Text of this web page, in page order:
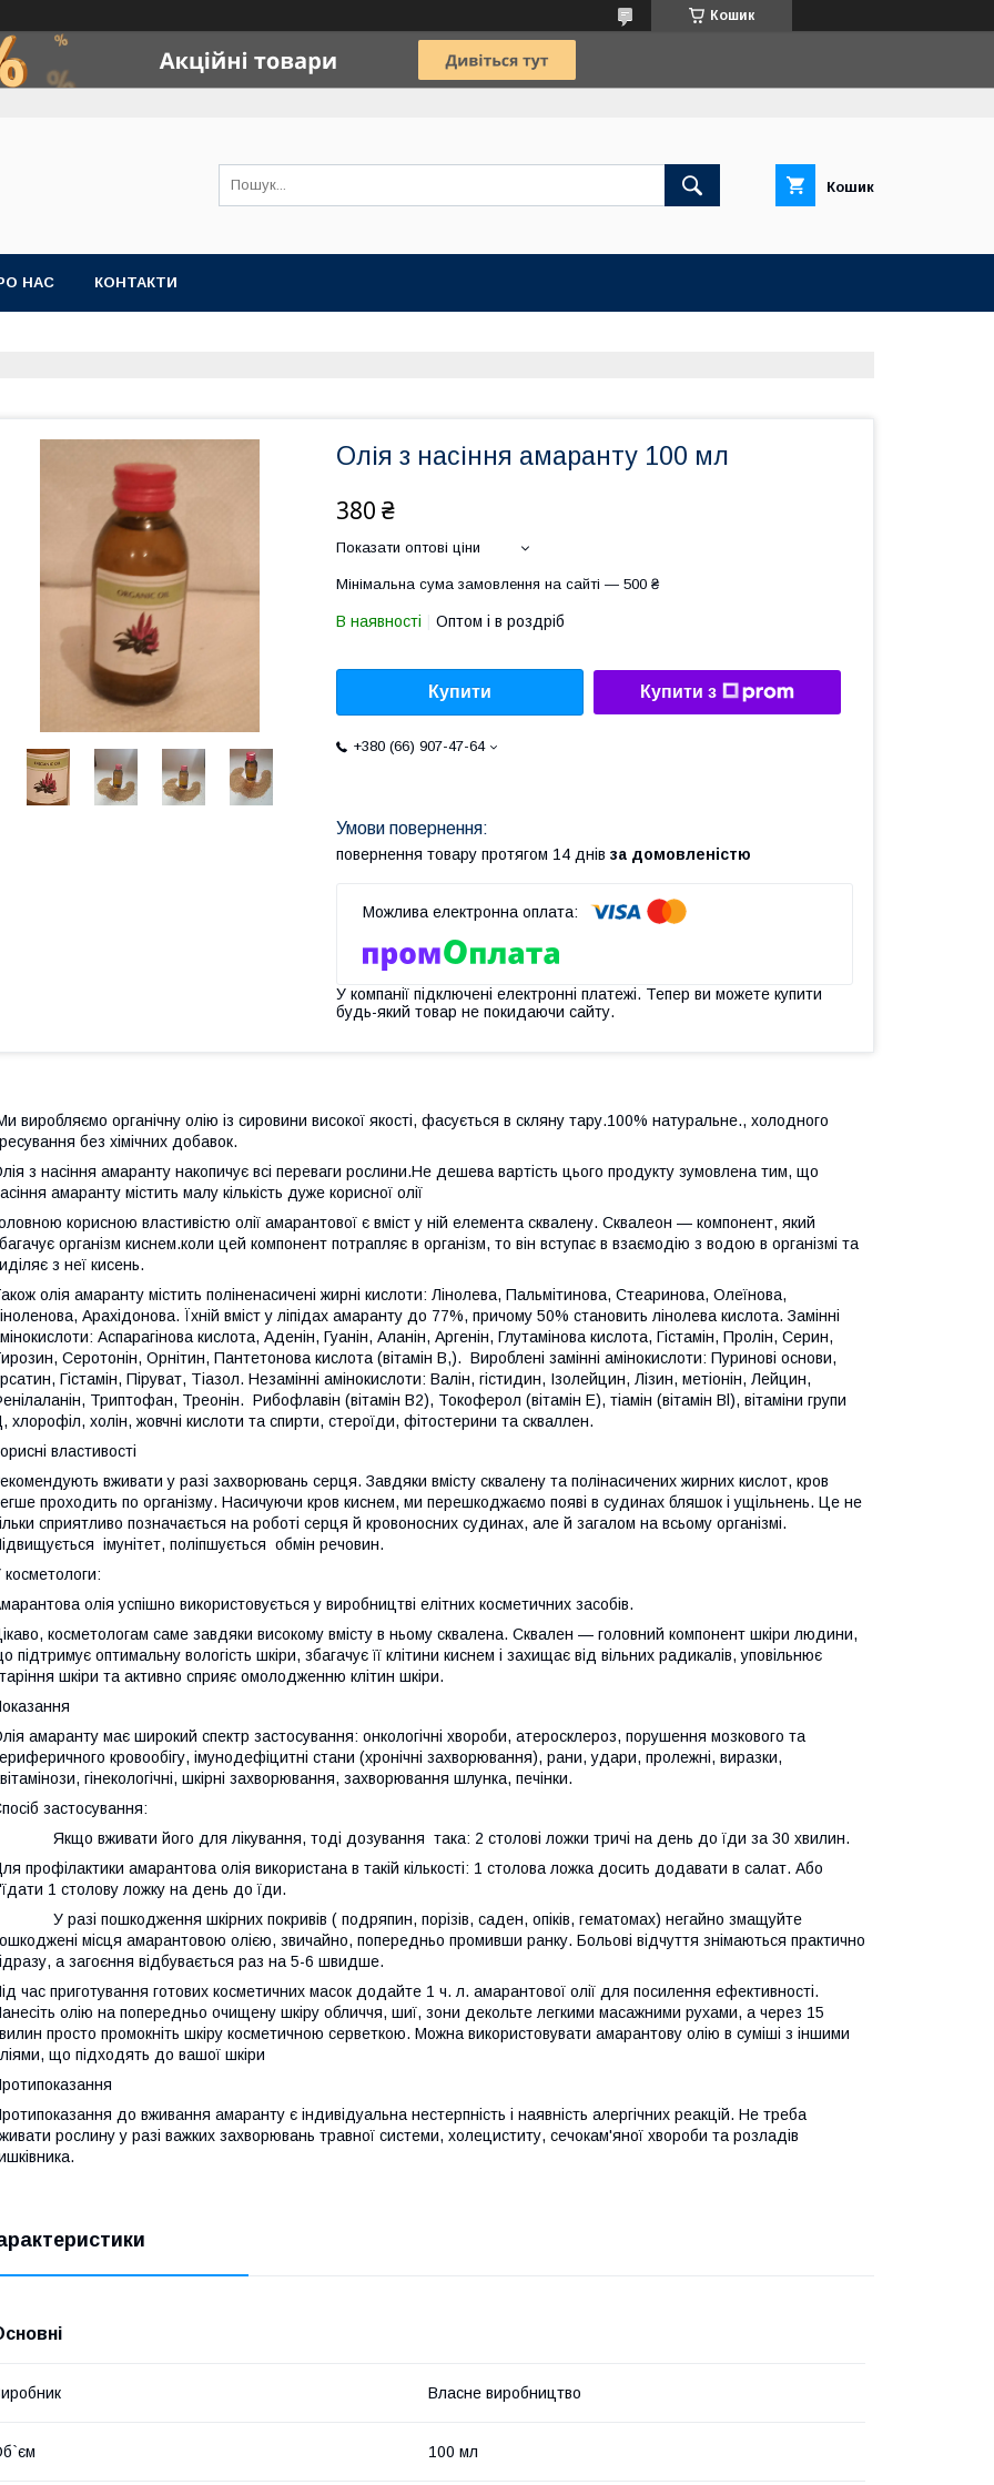
Кошик
Кошик
НАС КОНТАКТИ
Олія з насіння амаранту 100 мл
380 ₴
Показати оптові ціни
Мінімальна сума замовлення на сайті — 500 ₴
В наявності Оптом і в роздріб
Купити Купити з
+380 (66) 907-47-64
повернення товару протягом 14 днів за домовленістю
У компанії підключені електронні платежі. Тепер ви можете купити
будь-який товар не покидаючи сайту.
виробляємо органічну олію із сировини високої якості, фасується в скляну тару.100% натуральне., холодного
без хімічних добавок.
з насіння амаранту накопичує всі переваги рослини.Не дешева вартість цього продукту зумовлена тим, що
амаранту містить малу кількість дуже корисної олії
корисною властивістю олії амарантової є вміст у ній елемента сквалену. Сквалеон — компонент, який
організм киснем.коли цей компонент потрапляє в організм, то він вступає в взаємодію з водою в організмі та
з неї кисень.
олія амаранту містить поліненасичені жирні кислоти: Лінолева, Пальмітинова, Стеаринова, Олеїнова,
Арахідонова. Їхній вміст у ліпідах амаранту до 77%, причому 50% становить лінолева кислота. Замінні
Аспарагінова кислота, Аденін, Гуанін, Аланін, Аргенін, Глутамінова кислота, Гістамін, Пролін, Серин,
Серотонін, Орнітин, Пантетонова кислота (вітамін В,). Вироблені замінні амінокислоти: Пуринові основи,
Гістамін, Піруват, Тіазол. Незамінні амінокислоти: Валін, гістидин, Ізолейцин, Лізин, метіонін, Лейцин,
Триптофан, Треонін. Рибофлавін (вітамін В2), Токоферол (вітамін Е), тіамін (вітамін Bl), вітаміни групи
хлорофіл, холін, жовчні кислоти та спирти, стероїди, фітостерини та скваллен.
властивості
вживати у разі захворювань серця. Завдяки вмісту сквалену та полінасичених жирних кислот, кров
проходить по організму. Насичуючи кров киснем, ми перешкоджаємо появі в судинах бляшок і ущільнень. Це не
сприятливо позначається на роботі серця й кровоносних судинах, але й загалом на всьому організмі.
імунітет, поліпшується обмін речовин.
косметологи:
олія успішно використовується у виробництві елітних косметичних засобів.
косметологам саме завдяки високому вмісту в ньому сквалена. Сквален — головний компонент шкіри людини,
підтримує оптимальну вологість шкіри, збагачує її клітини киснем і захищає від вільних радикалів, уповільнює
шкіри та активно сприяє омолодженню клітин шкіри.
амаранту має широкий спектр застосування: онкологічні хвороби, атеросклероз, порушення мозкового та
кровообігу, імунодефіцитні стани (хронічні захворювання), рани, удари, пролежні, виразки,
гінекологічні, шкірні захворювання, захворювання шлунка, печінки.
застосування:
Якщо вживати його для лікування, тоді дозування така: 2 столові ложки тричі на день до їди за 30 хвилин.
профілактики амарантова олія використана в такій кількості: 1 столова ложка досить додавати в салат. Або
1 столову ложку на день до їди.
У разі пошкодження шкірних покривів ( подряпин, порізів, саден, опіків, гематомах) негайно змащуйте
місця амарантовою олією, звичайно, попередньо промивши ранку. Больові відчуття знімаються практично
а загоєння відбувається раз на 5-6 швидше.
час приготування готових косметичних масок додайте 1 ч. л. амарантової олії для посилення ефективності.
олію на попередньо очищену шкіру обличчя, шиї, зони декольте легкими масажними рухами, а через 15
просто промокніть шкіру косметичною серветкою. Можна використовувати амарантову олію в суміші з іншими
що підходять до вашої шкіри
до вживання амаранту є індивідуальна нестерпність і наявність алергічних реакцій. Не треба
рослину у разі важких захворювань травної системи, холециститу, сечокам'яної хвороби та розладів
Власне виробництво
100 мл